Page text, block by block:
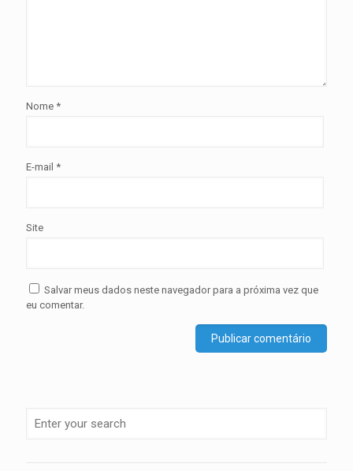
Nome *
E-mail *
Site
Salvar meus dados neste navegador para a próxima vez que
eu comentar.